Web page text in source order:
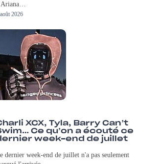
2026
XCX, Tyla, Barry Can’t
Ce qu’on a écouté ce
week-end de juillet
dernier week-end de juillet n'a pas seulement